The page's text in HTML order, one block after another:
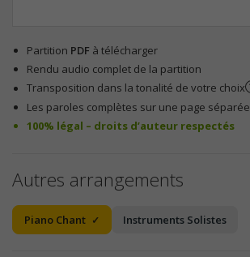
Partition PDF à télécharger
Rendu audio complet de la partition
Transposition dans la tonalité de votre choix
Les paroles complètes sur une page séparée
100% légal – droits d’auteur respectés
Autres arrangements
Piano Chant Instruments Solistes